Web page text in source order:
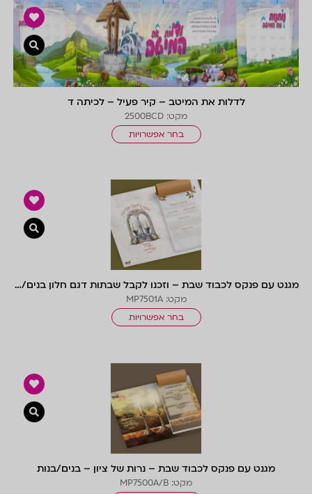
לדלות את המיטב – קיר פעיל – לכיתה ד
מקט: 2500BCD
בחר אפשרויות
מגנט עם פנקס לכבוד שבת – וזכנו לקבל שבתות דגם חלון בנים/ בנות
מקט: MP7501A
בחר אפשרויות
מגנט עם פנקס לכבוד שבת – נרות של ציון – בנים/בנות
מקט: MP7500A/B